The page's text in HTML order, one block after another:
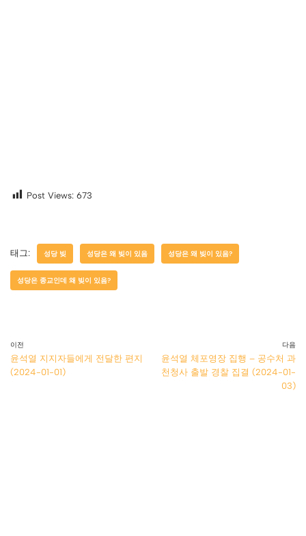
Post Views: 673
태그: 성당 빚 성당은 왜 빚이 있음 성당은 왜 빚이 있음?
성당은 종교인데 왜 빚이 있음?
이전
윤석열 지지자들에게 전달한 편지
(2024-01-01)
다음
윤석열 체포영장 집행 – 공수처 과
천청사 출발 경찰 집결 (2024-01-
03)